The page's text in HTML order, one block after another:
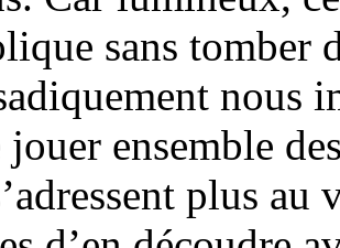
sans tomber
nous
jouer ensemble
plus au